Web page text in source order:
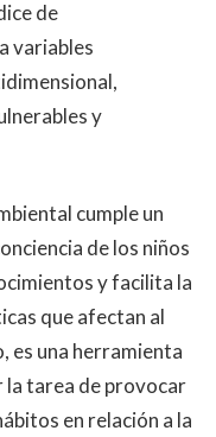
de
variables
y
cumple un
de los niños
y facilita la
que afectan al
es una herramienta
tarea de provocar
en relación a la